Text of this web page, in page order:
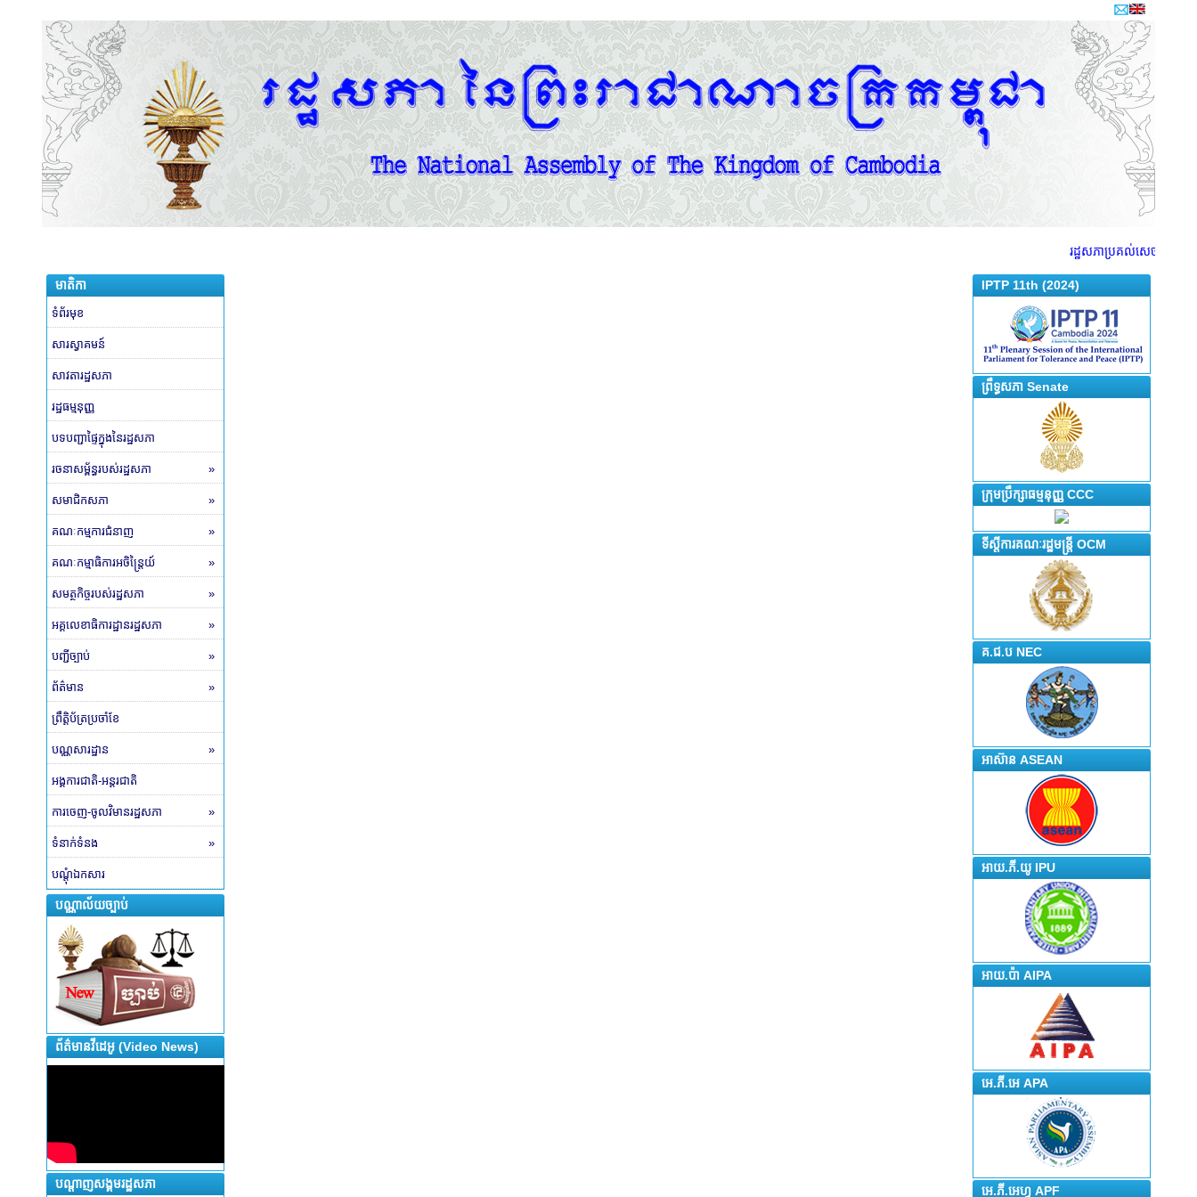
រដ្ឋសភាប្រគល់សេចក្តីព្រាង
មាតិកា
ទំព័រមុខ
សារស្វាគមន៍
សាវតារដ្ឋសភា
រដ្ឋធម្មនុញ្ញ
បទបញ្ជាផ្ទៃក្នុងនៃរដ្ឋសភា
រចនាសម្ព័ន្ធរបស់រដ្ឋសភា »
សមាជិកសភា »
គណៈកម្មការជំនាញ »
គណៈកម្មាធិការអចិន្ត្រៃយ៍ »
សមត្ថកិច្ចរបស់រដ្ឋសភា »
អគ្គលេខាធិការដ្ឋានរដ្ឋសភា »
បញ្ជីច្បាប់ »
ព័ត៌មាន »
ព្រឹត្តិប័ត្រប្រចាំខែ
បណ្ណសារដ្ឋាន »
អង្គការជាតិ-អន្តរជាតិ
ការចេញ-ចូលវិមានរដ្ឋសភា »
ទំនាក់ទំនង »
បណ្តុំឯកសារ
បណ្ណាល័យច្បាប់
ព័ត៌មានវីដេអូ (Video News)
បណ្តាញសង្គមរដ្ឋសភា
IPTP 11th (2024)
ព្រឹទ្ធសភា Senate
ក្រុមប្រឹក្សាធម្មនុញ្ញ CCC
ទីស្តីការគណៈរដ្ឋមន្រ្តី OCM
គ.ជ.ប NEC
អាស៊ាន ASEAN
អាយ.ភី.យូ IPU
អាយ.ប៉ា AIPA
អេ.ភី.អេ APA
អេ.ភី.អេហ្វ APF